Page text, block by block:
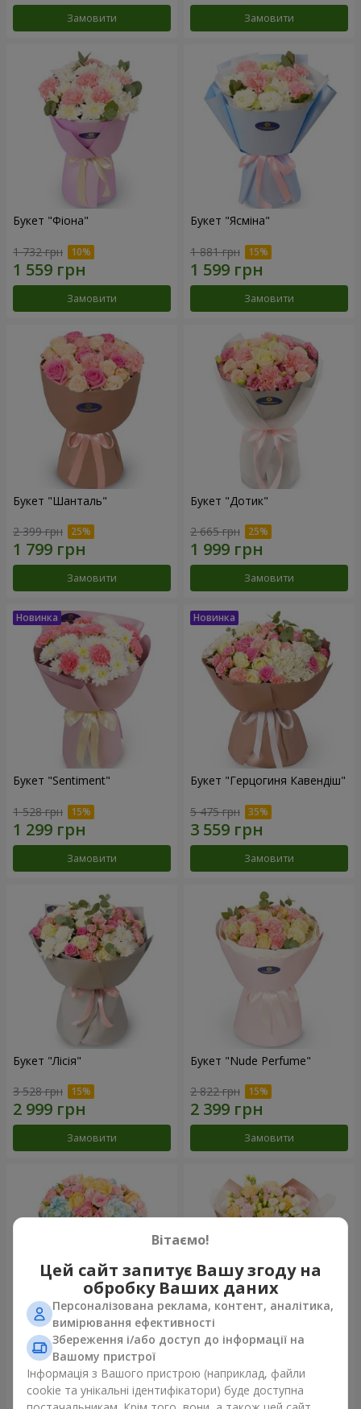
Замовити Замовити
Букет "Фіона"
1 732 грн
Замовити
Букет "Ясміна"
1 881 грн
Замовити
Букет "Шанталь"
2 399 грн
Замовити
Букет "Дотик"
2 665 грн
Замовити
Букет "Sentiment"
1 528 грн
Замовити
Букет "Герцогиня Кавендіш"
5 475 грн
Замовити
Букет "Лісія"
3 528 грн
Замовити
Букет "Nude Perfume"
2 822 грн
Замовити
Букет "Ніжність світанку"
4 132 грн
Букет "Дотик ніжності"
2 624 грн
Вітаємо!
Цей сайт запитує Вашу згоду на
обробку Ваших даних
Персоналізована реклама, контент, аналітика,
вимірювання ефективності
Збереження і/або доступ до інформації на
Вашому пристрої
Інформація з Вашого пристрою (наприклад, файли
cookie та унікальні ідентифікатори) буде доступна